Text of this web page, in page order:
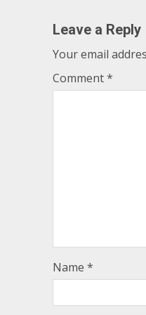
Leave a Reply
Your email
Comment*
Name *